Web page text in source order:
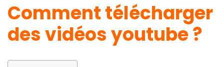
Comment télécharger
des vidéos youtube ?